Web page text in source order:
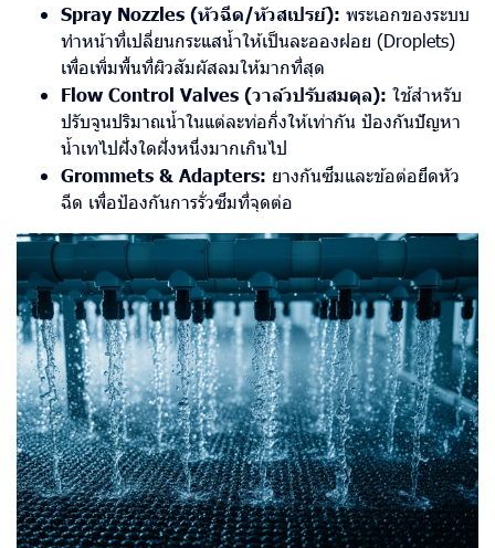
Spray Nozzles (หัวฉีด/หัวสเปรย์): พระเอกของระบบ
ทำหน้าที่เปลี่ยนกระแสน้ำให้เป็นละอองฝอย (Droplets)
เพื่อเพิ่มพื้นที่ผิวสัมผัสลมให้มากที่สุด
Flow Control Valves (วาล์วปรับสมดุล): ใช้สำหรับ
ปรับจูนปริมาณน้ำในแต่ละท่อกิ่งให้เท่ากัน ป้องกันปัญหา
น้ำเทไปฝั่งใดฝั่งหนึ่งมากเกินไป
Grommets & Adapters: ยางกันซึมและข้อต่อยึดหัว
ฉีด เพื่อป้องกันการรั่วซึมที่จุดต่อ